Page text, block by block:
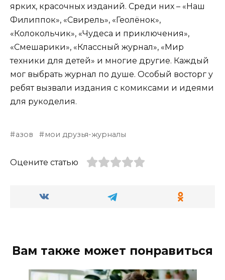
ярких, красочных изданий. Среди них – «Наш
Филиппок», «Свирель», «Геолёнок»,
«Колокольчик», «Чудеса и приключения»,
«Смешарики», «Классный журнал», «Мир
техники для детей» и многие другие. Каждый
мог выбрать журнал по душе. Особый восторг у
ребят вызвали издания с комиксами и идеями
для рукоделия.
азов мои друзья-журналы
Оцените статью
Вам также может понравиться